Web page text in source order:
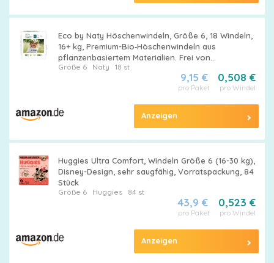
Eco by Naty Höschenwindeln, Größe 6, 18 Windeln,
16+ kg, Premium-Bio‑Höschenwindeln aus
pflanzenbasiertem Materialien. Frei von
gefährlichen Chemikalien
Größe 6 Naty 18 st
0,508 €
pro Windel
9,15 €
pro Paket
Anzeigen
Huggies Ultra Comfort, Windeln Größe 6 (16-30 kg),
Disney-Design, sehr saugfähig, Vorratspackung, 84
Stück
Größe 6 Huggies84 st
0,523 €
pro Windel
43,9 €
pro Paket
Anzeigen